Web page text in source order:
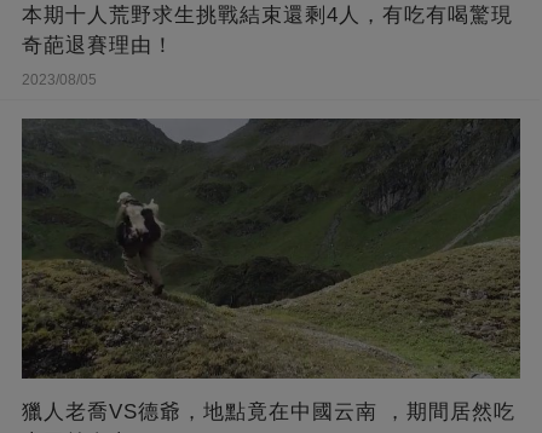
本期十人荒野求生挑戰結束還剩4人，有吃有喝驚現
奇葩退賽理由！
2023/08/05
獵人老喬VS德爺，地點竟在中國云南 ，期間居然吃